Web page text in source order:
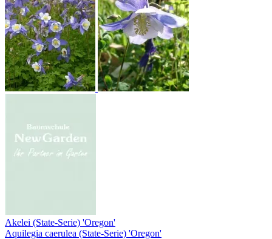
Akelei (State-Serie) 'Oregon'
Aquilegia caerulea (State-Serie) 'Oregon'